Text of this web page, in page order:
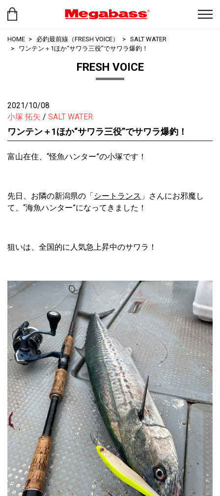
HOME 必釣最前線（FRESH VOICE）
SALT WATER
ワンテン＋1ほか“サワラ三役”でサワラ爆釣！
FRESH VOICE
2021/10/08
小塚 拓矢
SALT WATER
ワンテン＋1ほか“サワラ三役”でサワラ爆釣！
富山在住、“怪魚ハンター”の小塚です！
先日、お隣の新潟県の「シートランス 」さんにお邪魔し
て、“海魚ハンター”になってきました！
狙いは、全国的に人気急上昇中のサワラ！